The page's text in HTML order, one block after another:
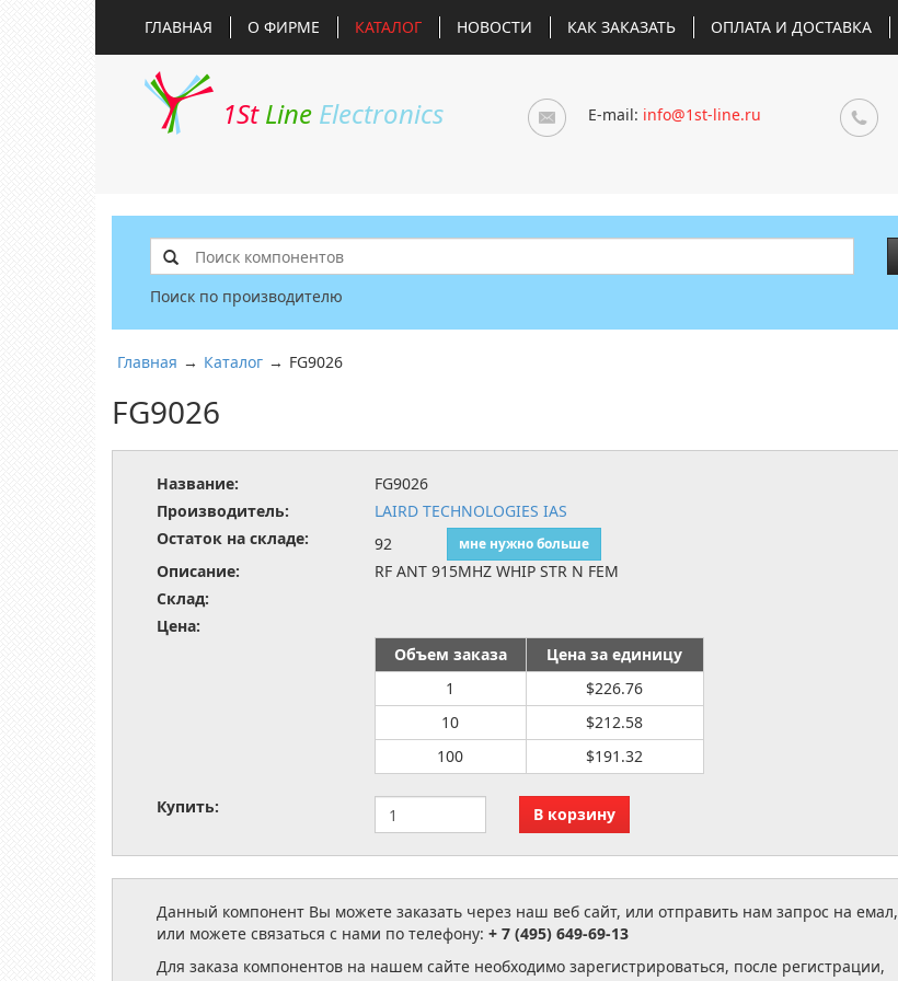
ГЛАВНАЯ О ФИРМЕ КАТАЛОГ НОВОСТИ КАК ЗАКАЗАТЬ ОПЛАТА И ДОСТАВКА
1St Line Electronics E-mail: info@1st-line.ru
Поиск по производителю
Главная → Каталог → FG9026
FG9026
Название:
FG9026
Производитель:
LAIRD TECHNOLOGIES IAS
Остаток на складе:
92 мне нужно больше
Описание:
RF ANT 915MHZ WHIP STR N FEM
Склад:
Цена:
Объем заказа
Цена за единицу
1
$226.76
10
$212.58
100
$191.32
Купить:
Данный компонент Вы можете заказать через наш веб сайт, или отправить нам запрос на емал,
или можете связаться с нами по телефону: + 7 (495) 649-69-13
Для заказа компонентов на нашем сайте необходимо зарегистрироваться, после регистрации,